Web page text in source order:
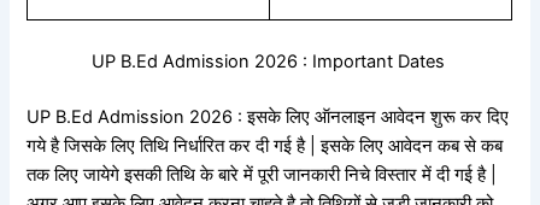
UP B.Ed Admission 2026 : Important Dates
UP B.Ed Admission 2026 : इसके लिए ऑनलाइन आवेदन शुरू कर दिए
गये है जिसके लिए तिथि निर्धारित कर दी गई है | इसके लिए आवेदन कब से कब
तक लिए जायेगे इसकी तिथि के बारे में पूरी जानकारी निचे विस्तार में दी गई है |